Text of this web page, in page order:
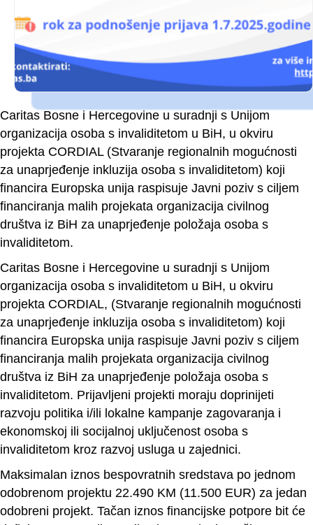
Caritas Bosne i Hercegovine u suradnji s Unijom
organizacija osoba s invaliditetom u BiH, u okviru
projekta CORDIAL (Stvaranje regionalnih mogućnosti
za unaprjeđenje inkluzija osoba s invaliditetom) koji
financira Europska unija raspisuje Javni poziv s ciljem
financiranja malih projekata organizacija civilnog
društva iz BiH za unaprjeđenje položaja osoba s
invaliditetom.
Caritas Bosne i Hercegovine u suradnji s Unijom
organizacija osoba s invaliditetom u BiH, u okviru
projekta CORDIAL, (Stvaranje regionalnih mogućnosti
za unaprjeđenje inkluzija osoba s invaliditetom) koji
financira Europska unija raspisuje Javni poziv s ciljem
financiranja malih projekata organizacija civilnog
društva iz BiH za unaprjeđenje položaja osoba s
invaliditetom. Prijavljeni projekti moraju doprinijeti
razvoju politika i/ili lokalne kampanje zagovaranja i
ekonomskoj ili socijalnoj uključenost osoba s
invaliditetom kroz razvoj usluga u zajednici.
Maksimalan iznos bespovratnih sredstava po jednom
odobrenom projektu 22.490 KM (11.500 EUR) za jedan
odobreni projekt. Tačan iznos financijske potpore bit će